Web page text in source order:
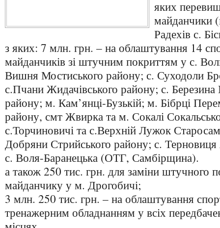
яких
майданчики
Радехів с.
з яких: 7 млн. грн. – на облаштування 14
майданчиків зі штучним покриттям у с.
Вишня Мостиського району; с. Суходоли
с.Пчани Жидачівського району; с. Березина
району; м. Кам’янці-Бузькій; м. Бібрці
району, смт Жвирка та м. Сокалі
с.Торчиновичі та с.Верхній Лужок
Добряни Стрийського району; с. Терновиця
с. Воля-Баранецька (ОТГ, Самбірщина).
а також 250 тис. грн. для заміни штучного
майданчику у м. Дрогобичі;
3 млн. 250 тис. грн. – на облаштування
тренажерним обладнанням у всіх